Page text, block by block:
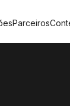
Parceiros